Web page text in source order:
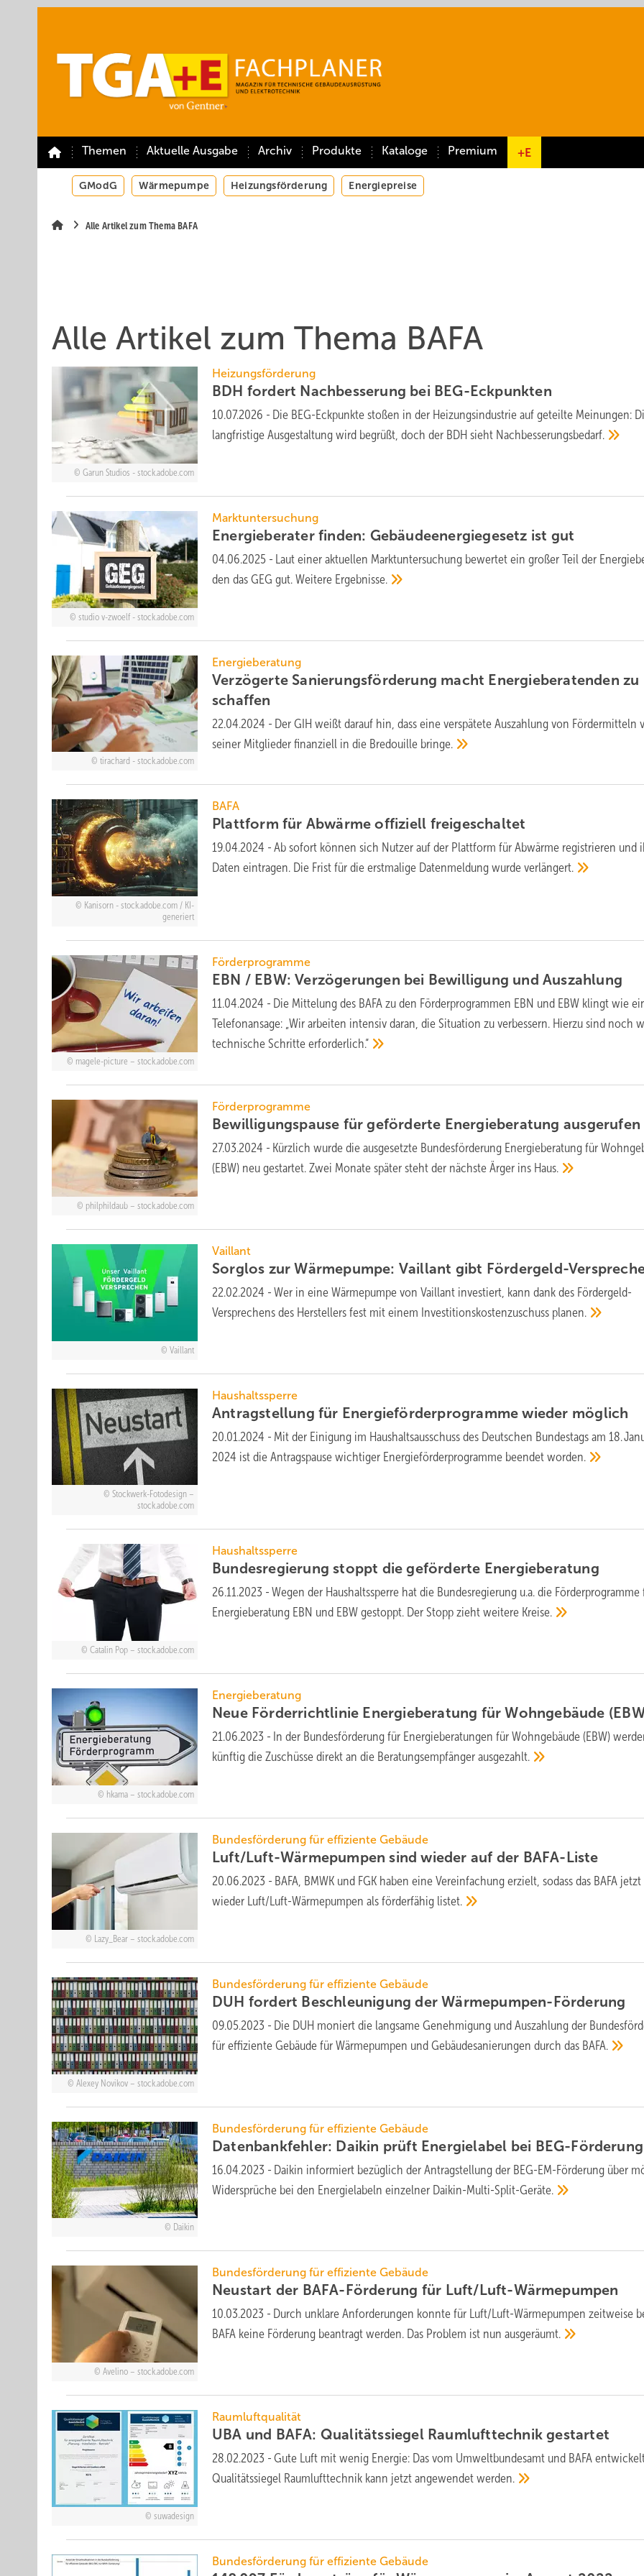
Themen Aktuelle Ausgabe Archiv Produkte Kataloge Premium +E
GModG Wärmepumpe Heizungsförderung Energiepreise
Alle Artikel zum Thema BAFA
Alle Artikel zum Thema BAFA
Garun Studios - stock.adobe.com
Heizungsförderung
BDH fordert Nach­bes­se­rung bei BEG-Eck­punk­ten
10.07.2026 - Die BEG-Eckpunkte stoßen in der Heizungsindustrie auf geteilte Meinungen:
langfristige Ausgestaltung wird begrüßt, doch der BDH sieht Nach­bes­se­rungs­be­darf.
studio v-zwoelf - stock.adobe.com
Marktuntersuchung
Energie­berater finden: Gebäude­ener­gie­gesetz ist gut
04.06.2025 - Laut einer aktuellen Markt­unter­such­ung be­wer­tet ein gro­ßer Teil der
den das GEG gut. Wei­tere Er­geb­nisse.
tirachard - stock.adobe.com
Energieberatung
Verzögerte Sanierungs­förderung macht Energie­beraten­den zu
schaffen
22.04.2024 - Der GIH weißt darauf hin, dass eine verspätete Auszahlung von Fördermitteln
seiner Mitglieder finanziell in die Bredouille bringe.
Kanisorn - stock.adobe.com / KI-
generiert
BAFA
Plattform für Abwärme offiziell freigeschaltet
19.04.2024 - Ab sofort können sich Nutzer auf der Plattform für Abwärme registrieren und
Daten eintragen. Die Frist für die erstmalige Datenmeldung wurdeverlängert.
magele-picture – stock.adobe.com
Förderprogramme
EBN / EBW: Verzögerungen bei Bewilligung undAuszahlung
11.04.2024 - Die Mittelung des BAFA zu den Förderprogrammen EBN und EBW klingt wie
Telefonansage: „Wir arbeiten intensiv daran, die Situation zu verbessern. Hierzu sind noch
technische Schritteerforderlich.“
philphildaub – stock.adobe.com
Förderprogramme
Bewilli­gungs­pause für ge­för­der­te Ener­gie­beratung ausgerufen
27.03.2024 - Kürzlich wurde die aus­ge­setz­te Bundes­för­de­rung Ener­gie­be­ra­tung für
(EBW) neu ge­star­tet. Zwei Mo­na­te spä­ter ste­ht der nächste Är­ger ins Haus.
Vaillant
Vaillant
Sorglos zur Wärmepumpe: Vaillant gibt Fördergeld-
22.02.2024 - Wer in eine Wärmepumpe von Vaillant investiert, kann dank des Fördergeld-
Versprechens des Herstellers fest mit einem Investitionskostenzuschuss planen.
Stockwerk-Fotodesign –
stock.adobe.com
Haushaltssperre
Antragstellung für Energie­förder­pro­gramme wieder möglich
20.01.2024 - Mit der Einigung im Haus­halts­ausschuss des Deutschen Bundestags am 18.
2024 ist die Antrags­pause wichtiger Energie­förder­pro­gramme beendetworden.
Catalin Pop – stock.adobe.com
Haushaltssperre
Bundesregierung stoppt die ge­förderte Energie­beratung
26.11.2023 - Wegen der Haushaltssperre hat die Bundesregierung u.a. die Förderprogramme
Energieberatung EBN und EBW gestoppt. Der Stopp zieht weitere Kreise.
hkama – stock.adobe.com
Energieberatung
Neue Förderrichtlinie Energiebe­ratung für Wohngebäude
21.06.2023 - In der Bundesförderung für Energieberatungen für Wohngebäude (EBW)
künftig die Zuschüsse direkt an die Beratungsempfängerausgezahlt.
Lazy_Bear – stock.adobe.com
Bundesförderung für effiziente Gebäude
Luft/Luft-Wärmepumpen sind wieder auf der BAFA-Liste
20.06.2023 - BAFA, BMWK und FGK haben eine Vereinfachung erzielt, sodass das BAFA
wieder Luft/Luft-Wärmepumpen als förderfähig listet.
Alexey Novikov – stock.adobe.com
Bundesförderung für effiziente Gebäude
DUH fordert Beschleunigung derWärmepumpen-Förderung
09.05.2023 - Die DUH moniert die langsame Genehmigung und Auszahlung der
für effiziente Gebäude für Wärmepumpen und Gebäudesanierungen durch das BAFA.
Daikin
Bundesförderung für effiziente Gebäude
Datenbankfehler: Daikin prüft Energielabel bei BEG-Förderung
16.04.2023 - Daikin informiert bezüglich der Antragstellung der BEG-EM-Förderung über
Widersprüche bei den Energielabeln einzelner Daikin-Multi-Split-Geräte.
Avelino – stock.adobe.com
Bundesförderung für effiziente Gebäude
Neustart der BAFA-Förderung für Luft/Luft-Wärmepumpen
10.03.2023 - Durch unklare Anforderungen konnte für Luft/Luft-Wärmepumpen zeitweise
BAFA keine Förderung beantragt werden. Das Problem ist nunausgeräumt.
suwadesign
Raumluftqualität
UBA und BAFA: Qualitätssiegel Raumlufttechnikgestartet
28.02.2023 - Gute Luft mit wenig Energie: Das vom Umweltbundesamt und BAFA
Qualitätssiegel Raumlufttechnik kann jetzt angewendetwerden.
Bundesförderung für effiziente Gebäude